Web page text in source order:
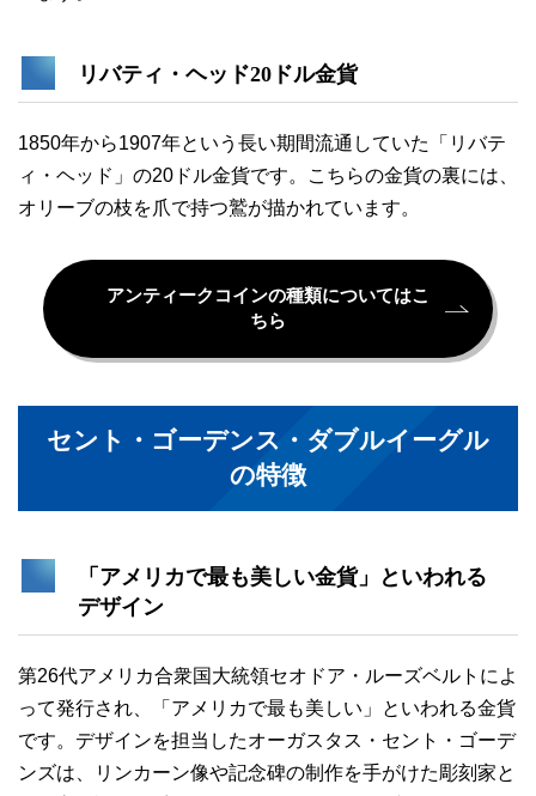
リバティ・ヘッド20ドル金貨
1850年から1907年という長い期間流通していた「リバテ
ィ・ヘッド」の20ドル金貨です。こちらの金貨の裏には、
オリーブの枝を爪で持つ鷲が描かれています。
アンティークコインの種類についてはこ
ちら
セント・ゴーデンス・ダブルイーグル
の特徴
「アメリカで最も美しい金貨」といわれる
デザイン
第26代アメリカ合衆国大統領セオドア・ルーズベルトによ
って発行され、「アメリカで最も美しい」といわれる金貨
です。デザインを担当したオーガスタス・セント・ゴーデ
ンズは、リンカーン像や記念碑の制作を手がけた彫刻家と